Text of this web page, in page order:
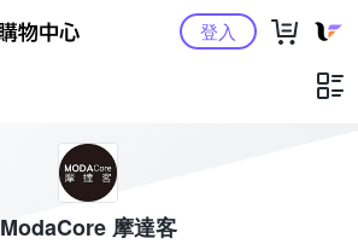
Yahoo購物中心登入
ModaCore 摩達客